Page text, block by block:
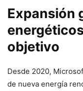
Expansión
objetivo
Desde 2020,
de nueva energía